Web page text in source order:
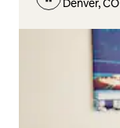
Denver, CO